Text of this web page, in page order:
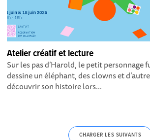
Atelier créatif et lecture
Sur les pas d’Harold, le petit personnage
dessine un éléphant, des clowns et
découvrir son histoire lors...
CHARGER LES SUIVANTS